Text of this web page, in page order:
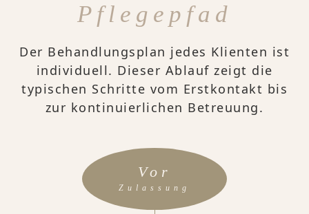
Pflegepfad
Der Behandlungsplan jedes Klienten ist
individuell. Dieser Ablauf zeigt die
typischen Schritte vom Erstkontakt bis
zur kontinuierlichen Betreuung.
Vor
Zulassung